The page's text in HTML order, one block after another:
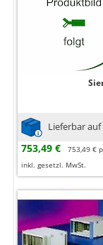
Lieferbar
753,49 €
753,49 €
inkl. gesetzl. MwSt.